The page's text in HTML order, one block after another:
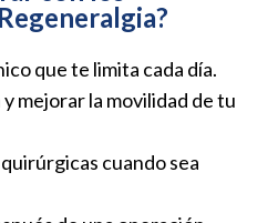
que te limita cada día.
mejorar la movilidad de tu
cuando sea